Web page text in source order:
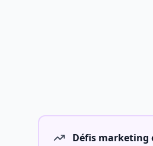
Défis marketing